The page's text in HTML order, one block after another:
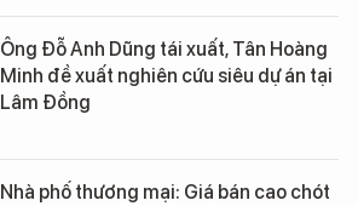
Ông Đỗ Anh Dũng tái xuất, Tân Hoàng
Minh đề xuất nghiên cứu siêu dự án tại
Lâm Đồng
Nhà phố thương mại: Giá bán cao chót